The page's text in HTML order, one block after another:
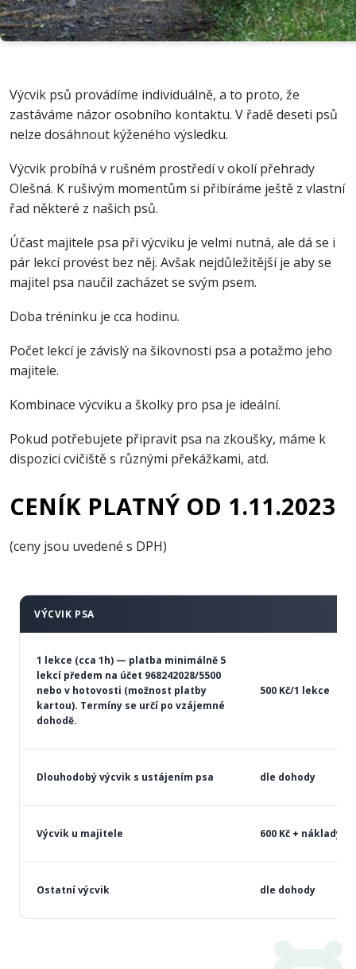
Výcvik psů provádíme individuálně, a to proto, že
zastáváme názor osobního kontaktu. V řadě deseti psů
nelze dosáhnout kýženého výsledku.
Výcvik probíhá v rušném prostředí v okolí přehrady
Olešná. K rušivým momentům si přibíráme ještě z vlastní
řad některé z našich psů.
Účast majitele psa při výcviku je velmi nutná, ale dá se i
pár lekcí provést bez něj. Avšak nejdůležitější je aby se
majitel psa naučil zacházet se svým psem.
Doba tréninku je cca hodinu.
Počet lekcí je závislý na šikovnosti psa a potažmo jeho
majitele.
Kombinace výcviku a školky pro psa je ideální.
Pokud potřebujete připravit psa na zkoušky, máme k
dispozici cvičiště s různými překážkami, atd.
CENÍK PLATNÝ OD 1.11.2023
(ceny jsou uvedené s DPH)
VÝCVIK PSA
1 lekce (cca 1h) — platba minimálně 5
lekcí předem na účet 968242028/5500
nebo v hotovosti (možnost platby
kartou). Termíny se určí po vzájemné
dohodě.
500 Kč/1 lekce
Dlouhodobý výcvik s ustájením psa dle dohody
Výcvik u majitele 600 Kč + náklady
Ostatní výcvik dle dohody